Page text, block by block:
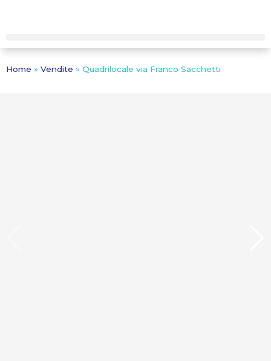
Home » Vendite » Quadrilocale via Franco Sacchetti